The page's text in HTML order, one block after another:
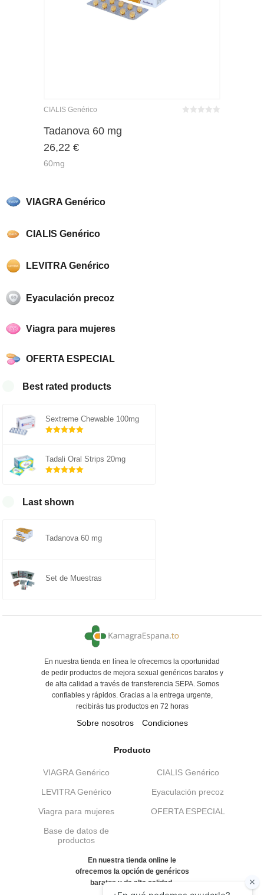
VIAGRA Genérico
CIALIS Genérico
LEVITRA Genérico
Eyaculación precoz
Viagra para mujeres
OFERTA ESPECIAL
Best rated products
Sextreme Chewable 100mg
5
Tadali Oral Strips 20mg
Last shown
Tadanova 60 mg
Set de Muestras
CIALIS Genérico
Tadanova 60 mg
26,22 €
60mg
En nuestra tienda en línea le ofrecemos la oportunidad
de pedir productos de mejora sexual genéricos baratos y
de alta calidad a través de transferencia SEPA. Somos
confiables y rápidos. Gracias a la entrega urgente,
recibirás tus productos en 72 horas
Sobre nosotros Condiciones
Producto
VIAGRA Genérico CIALIS Genérico
LEVITRA Genérico Eyaculación precoz
Viagra para mujeres OFERTA ESPECIAL
Base de datos de
productos
En nuestra tienda online le
ofrecemos la opción de genéricos
baratos y de alta calidad.